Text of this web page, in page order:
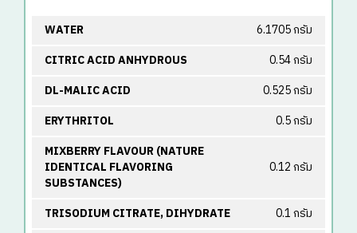
WATER
6.1705 กรัม
CITRIC ACID ANHYDROUS
0.54 กรัม
DL-MALIC ACID
0.525 กรัม
ERYTHRITOL
0.5 กรัม
MIXBERRY FLAVOUR (NATURE
IDENTICAL FLAVORING
SUBSTANCES)
0.12 กรัม
TRISODIUM CITRATE, DIHYDRATE
0.1 กรัม